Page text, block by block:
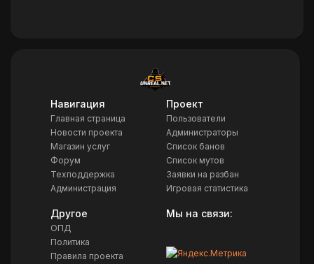
Навигация
Главная страница
Новости проекта
Магазин услуг
Форум
Техподдержка
Администрация
Проект
Пользователи
Администраторы
Список банов
Список мутов
Заявки на разбан
Игровая статистика
Другое
ОПД
Политика
Правила проекта
Мы на связи: